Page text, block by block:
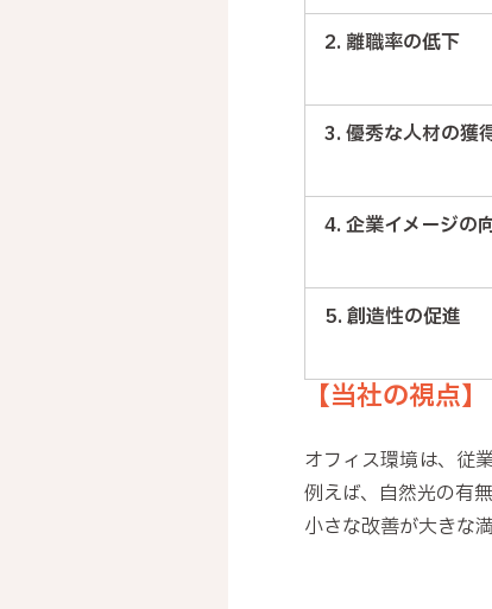
2. 離職率の低下
3. 優秀な人材の獲
4. 企業イメージの
5. 創造性の促進
【当社の視点
オフィス環境は、従
例えば、自然光の有
小さな改善が大きな